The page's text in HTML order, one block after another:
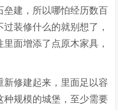
垒建，所以哪怕经历数百
装修什么的就别想了，
面增添了点原木家具，
修建起来，里面足以容
种规模的城堡，至少需要